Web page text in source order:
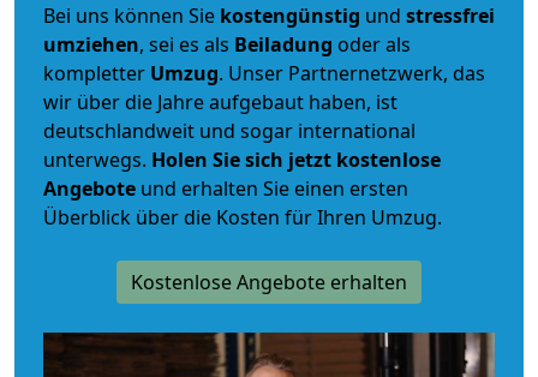
Bei uns können Sie kostengünstig und stressfrei
umziehen, sei es als Beiladung oder als
kompletter Umzug. Unser Partnernetzwerk, das
wir über die Jahre aufgebaut haben, ist
deutschlandweit und sogar international
unterwegs. Holen Sie sich jetzt kostenlose
Angebote und erhalten Sie einen ersten
Überblick über die Kosten für Ihren Umzug.
Kostenlose Angebote erhalten